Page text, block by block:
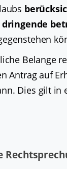
dringende
Belange
Antrag auf
Dies gilt in